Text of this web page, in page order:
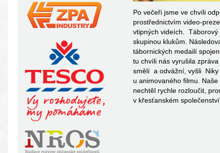
Po večeři jsme ve chvíli
prostřednictvím video-
vtipných videích. Táborový
skupinou klukům.
tábornických medailí
tu chvíli nás vyrušila
smělí a odvážní, vyšli Niky
u animovaného filmu.
nechtěl rychle rozloučit,
v křesťanském